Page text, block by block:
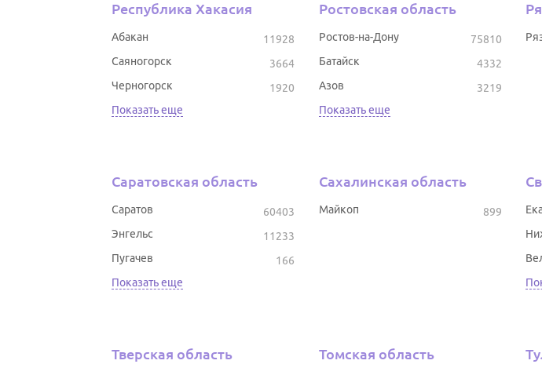
Республика Хакасия
11928
Абакан
3664
Саяногорск
1920
Черногорск
Показать еще
Ростовская область
75810
Ростов-на-Дону
4332
Батайск
3219
Азов
Показать еще
Саратовская область
60403
Саратов
11233
Энгельс
166
Пугачев
Показать еще
Сахалинская область
899
Майкоп
Тверская область Томская область